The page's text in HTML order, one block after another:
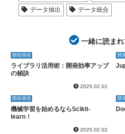
データ抽出
データ統合
一緒に読ま
開発環境
ライブラリ活用術：開発効率アップ
の秘訣
2025.02.01
開
開発環境
機械学習を始めるならScikit-
learn！
2025.02.02
開